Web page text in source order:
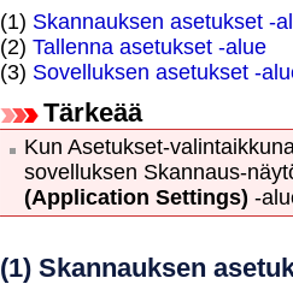
(1) Skannauksen asetukset -
(2) Tallenna asetukset -alue
(3) Sovelluksen asetukset -
Tärkeää
Kun Asetukset-
sovelluksen Skannaus-
(Application Settings) -
(1) Skannauksen